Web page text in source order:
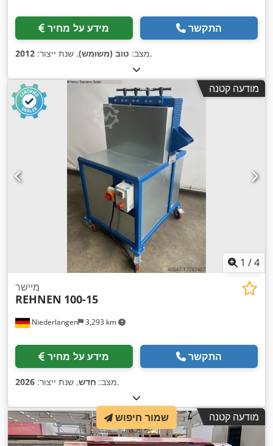
מידע על מחיר התקשר
מצב: טוב (משומש), שנת ייצור: 2012 ,
מודעה קטנה
1 /4
Niederlangen 3,293 km
מיישר
REHNEN 100-15
מידע על מחיר התקשר
מצב: חדש, שנת ייצור: 2026 ,
מודעה קטנה שמור חיפוש